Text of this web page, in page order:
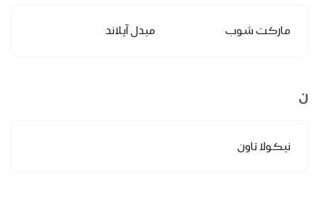
ماركت شوب ميدل آيلاند
ن
نيكولا تاون